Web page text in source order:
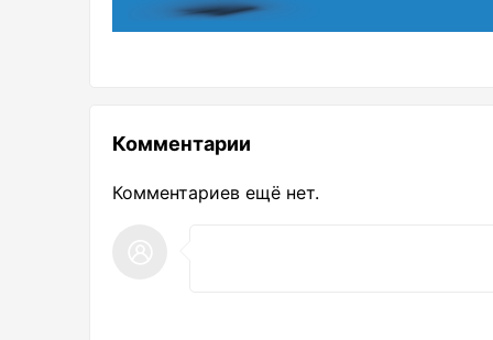
Комментарии
Комментариев ещё нет.